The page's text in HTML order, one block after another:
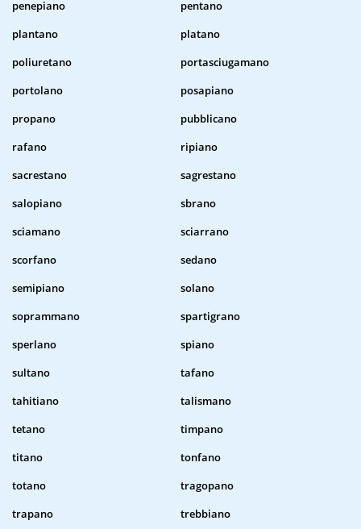
penepiano
pentano
plantano
platano
poliuretano
portasciugamano
portolano
posapiano
propano
pubblicano
rafano
ripiano
sacrestano
sagrestano
salopiano
sbrano
sciamano
sciarrano
scorfano
sedano
semipiano
solano
soprammano
spartigrano
sperlano
spiano
sultano
tafano
tahitiano
talismano
tetano
timpano
titano
tonfano
totano
tragopano
trapano
trebbiano